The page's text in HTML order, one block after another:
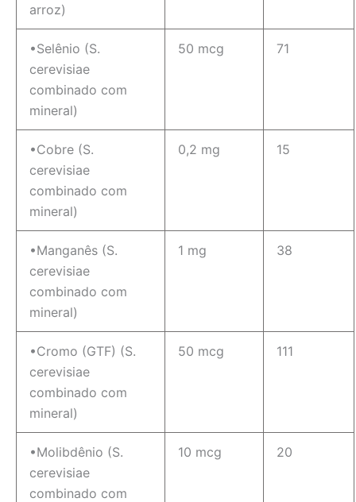
arroz)
•Selênio (S.
cerevisiae
combinado com
mineral)
50 mcg 71
•Cobre (S.
cerevisiae
combinado com
mineral)
0,2 mg 15
•Manganês (S.
cerevisiae
combinado com
mineral)
1 mg 38
•Cromo (GTF) (S.
cerevisiae
combinado com
mineral)
50 mcg 111
•Molibdênio (S.
cerevisiae
combinado com
10 mcg 20